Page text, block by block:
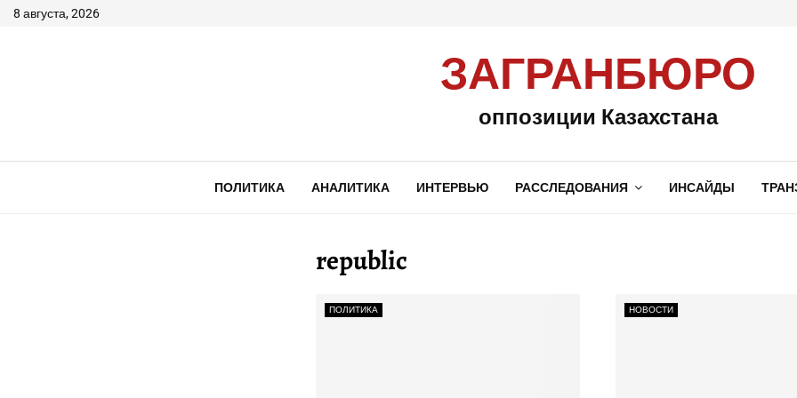
8 августа, 2026
ЗАГРАНБЮРО
оппозиции Казахстана
ПОЛИТИКА АНАЛИТИКА ИНТЕРВЬЮ РАССЛЕДОВАНИЯ ИНСАЙДЫ
republic
ПОЛИТИКА НОВОСТИ